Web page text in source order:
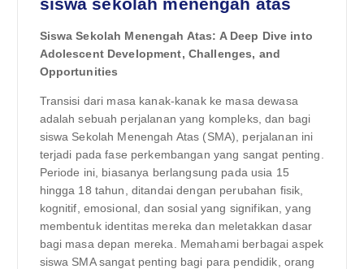
siswa sekolah menengah atas
Siswa Sekolah Menengah Atas: A Deep Dive into
Adolescent Development, Challenges, and
Opportunities
Transisi dari masa kanak-kanak ke masa dewasa
adalah sebuah perjalanan yang kompleks, dan bagi
siswa Sekolah Menengah Atas (SMA), perjalanan ini
terjadi pada fase perkembangan yang sangat penting.
Periode ini, biasanya berlangsung pada usia 15
hingga 18 tahun, ditandai dengan perubahan fisik,
kognitif, emosional, dan sosial yang signifikan, yang
membentuk identitas mereka dan meletakkan dasar
bagi masa depan mereka. Memahami berbagai aspek
siswa SMA sangat penting bagi para pendidik, orang